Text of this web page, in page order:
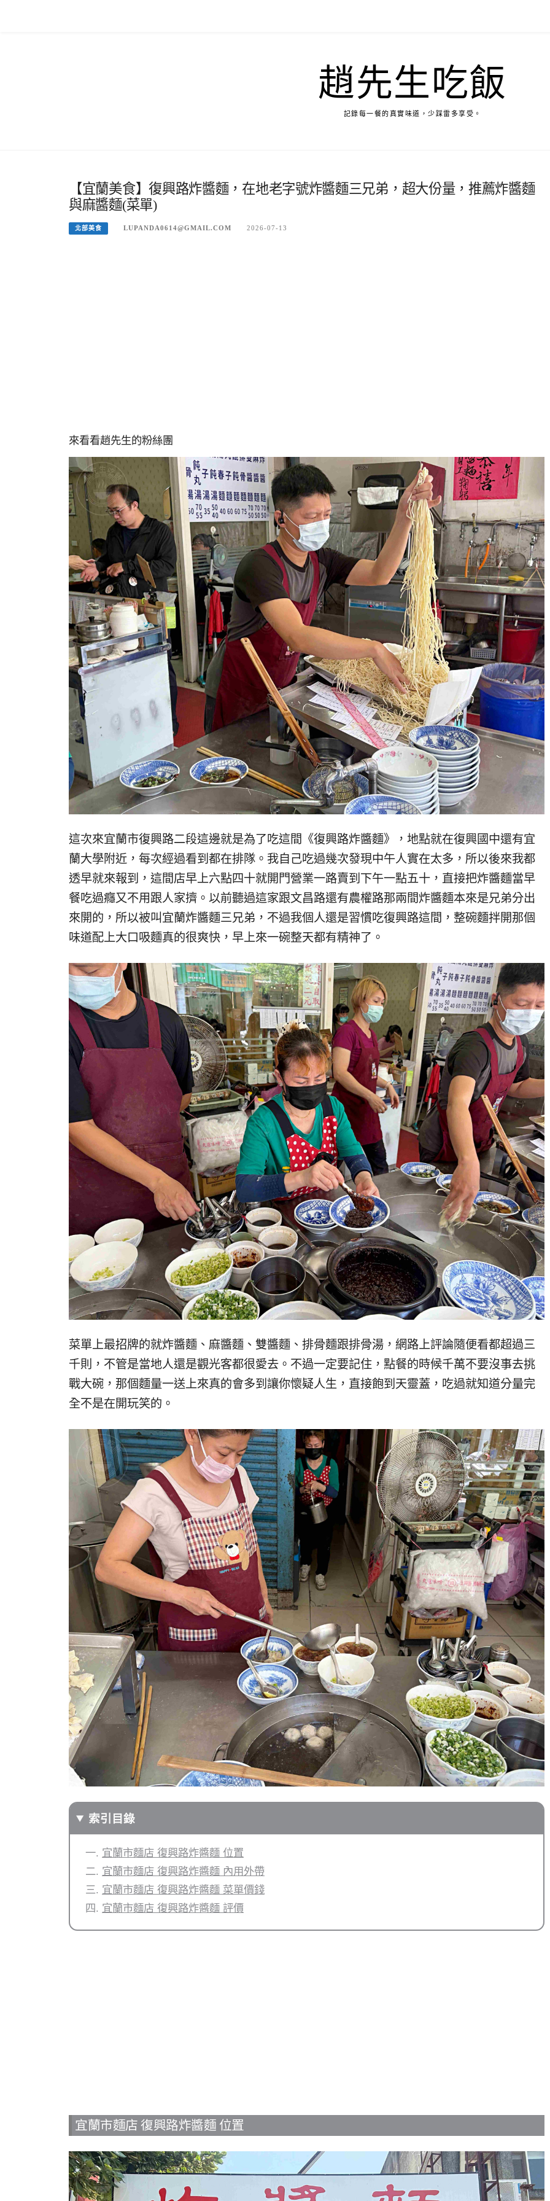
趙先生吃飯
記錄每一餐的真實味道，少踩雷多享受。
【宜蘭美食】復興路炸醬麵，在地老字號炸醬麵三兄弟，超大份量，推薦炸醬麵
與麻醬麵(菜單)
北部美食 LUPANDA0614@GMAIL.COM 2026-07-13
來看看趙先生的粉絲團
這次來宜蘭市復興路二段這邊就是為了吃這間《復興路炸醬麵》，地點就在復興國中還有宜
蘭大學附近，每次經過看到都在排隊。我自己吃過幾次發現中午人實在太多，所以後來我都
透早就來報到，這間店早上六點四十就開門營業一路賣到下午一點五十，直接把炸醬麵當早
餐吃過癮又不用跟人家擠。以前聽過這家跟文昌路還有農權路那兩間炸醬麵本來是兄弟分出
來開的，所以被叫宜蘭炸醬麵三兄弟，不過我個人還是習慣吃復興路這間，整碗麵拌開那個
味道配上大口吸麵真的很爽快，早上來一碗整天都有精神了。
菜單上最招牌的就炸醬麵、麻醬麵、雙醬麵、排骨麵跟排骨湯，網路上評論隨便看都超過三
千則，不管是當地人還是觀光客都很愛去。不過一定要記住，點餐的時候千萬不要沒事去挑
戰大碗，那個麵量一送上來真的會多到讓你懷疑人生，直接飽到天靈蓋，吃過就知道分量完
全不是在開玩笑的。
索引目錄
宜蘭市麵店 復興路炸醬麵 位置
宜蘭市麵店 復興路炸醬麵 內用外帶
宜蘭市麵店 復興路炸醬麵 菜單價錢
宜蘭市麵店 復興路炸醬麵 評價
宜蘭市麵店 復興路炸醬麵 位置